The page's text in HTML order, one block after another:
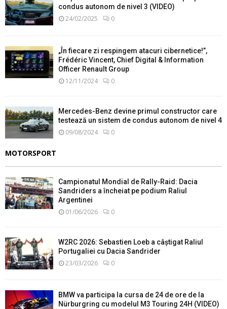
condus autonom de nivel 3 (VIDEO)
24/02/2025 0
„În fiecare zi respingem atacuri cibernetice!”,
Frédéric Vincent, Chief Digital & Information
Officer Renault Group
12/11/2024 0
Mercedes-Benz devine primul constructor care
testează un sistem de condus autonom de nivel 4
09/08/2024 0
MOTORSPORT
Campionatul Mondial de Rally-Raid: Dacia
Sandriders a încheiat pe podium Raliul
Argentinei
01/06/2026 0
W2RC 2026: Sebastien Loeb a câștigat Raliul
Portugaliei cu Dacia Sandrider
23/03/2026 0
BMW va participa la cursa de 24 de ore de la
Nürburgring cu modelul M3 Touring 24H (VIDEO)